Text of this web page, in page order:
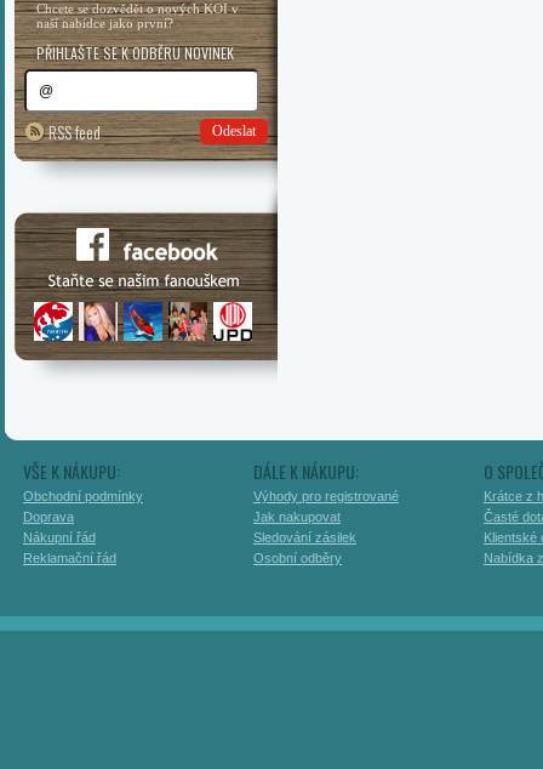
Chcete se dozvědět o nových KOI v
naší nabídce jako první?
PŘIHLAŠTE SE K ODBĚRU NOVINEK
RSS feed Odeslat
VŠE K NÁKUPU:
Obchodní podmínky
Doprava
Nákupní řád
Reklamační řád
DÁLE K NÁKUPU:
Výhody pro registrované
Jak nakupovat
Sledování zásilek
Osobní odběry
O
Krátce z
Časté
Klientské
Nabídka